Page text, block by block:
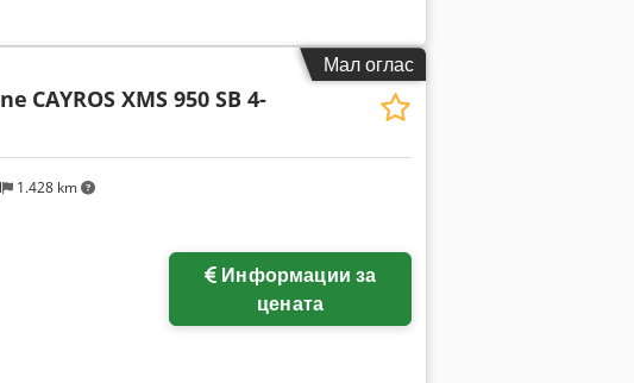
Мал оглас
1.428 km
CAYROS XMS 950 SB 4-
цената